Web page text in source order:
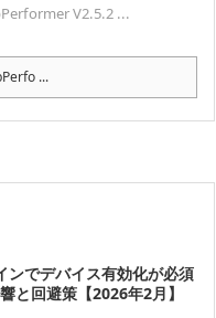
V2.5.2 ...
...
ンでデバイス有効化が必須
と回避策【2026年2月】